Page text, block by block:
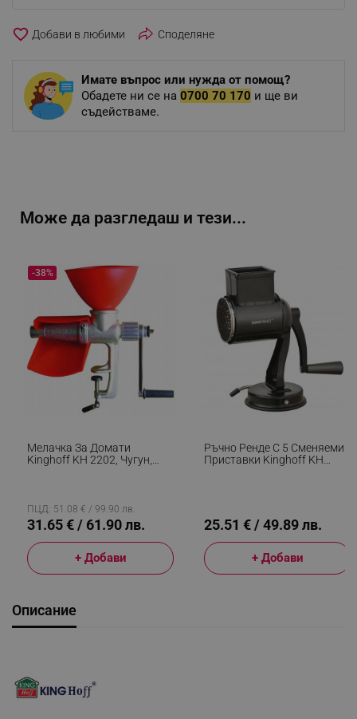
favorite_border Споделяне
Имате въпрос или нужда от помощ?
Обадете ни се на 0700 70 170 и ще ви
съдействаме.
Може да разгледаш и тези...
Мелачка За Домати
Kinghoff KH 2202, Чугун,
-38%
ПЦД: 51.08 € / 99.90 лв.
31.65 € / 61.90 лв.
+ Добави
Ръчно Ренде С 5 Сменяеми
Приставки Kinghoff KH
25.51 € / 49.89 лв.
+ Добави
Описание